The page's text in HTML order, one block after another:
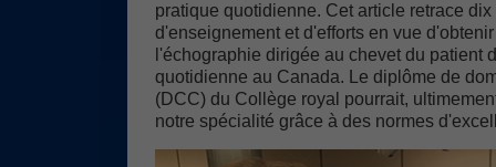
pratique quotidienne. Cet article retrace
d'enseignement et d'efforts en vue
l'échographie dirigée au chevet du patient
quotidienne au Canada. Le diplôme de
(DCC) du Collège royal pourrait,
notre spécialité grâce à des normes